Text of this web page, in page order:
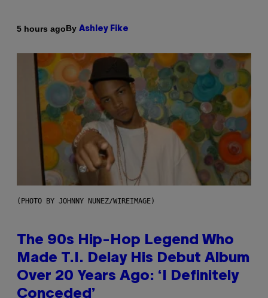
5 hours agoBy Ashley Fike
(PHOTO BY JOHNNY NUNEZ/WIREIMAGE)
The 90s Hip-Hop Legend Who
Made T.I. Delay His Debut Album
Over 20 Years Ago: ‘I Definitely
Conceded’